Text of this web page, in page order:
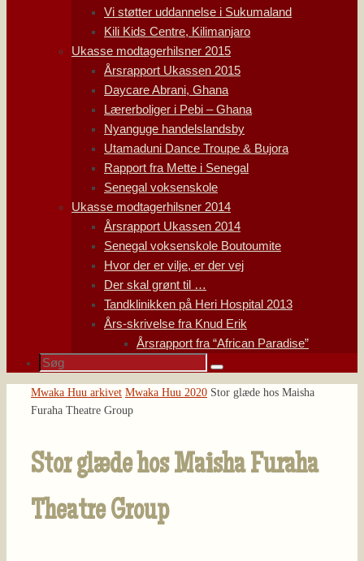
Vi støtter uddannelse i Sukumaland
Kili Kids Centre, Kilimanjaro
Ukasse modtagerhilsner 2015
Årsrapport Ukassen 2015
Daycare Abrani, Ghana
Lærerboliger i Pebi – Ghana
Nyanguge handelslandsby
Utamaduni Dance Troupe & Bujora
Rapport fra Mette i Senegal
Senegal voksenskole
Ukasse modtagerhilsner 2014
Årsrapport Ukassen 2014
Senegal voksenskole Boutoumite
Hvor der er vilje, er der vej
Der skal grønt til …
Tandklinikken på Heri Hospital 2013
Års-skrivelse fra Knud Erik
Årsrapport fra “African Paradise”
Søg
Søg
Home
Mwaka Huu arkivet Mwaka Huu 2020 Stor glæde hos Maisha
Furaha Theatre Group
Stor glæde hos Maisha Furaha
Theatre Group